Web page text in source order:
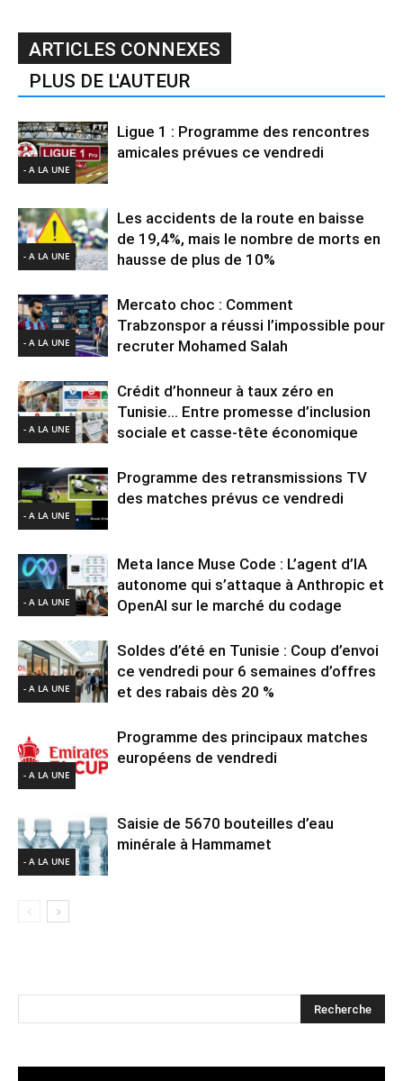
ARTICLES CONNEXES
PLUS DE L'AUTEUR
- A LA UNE
Ligue 1 : Programme des rencontres
amicales prévues ce vendredi
- A LA UNE
Les accidents de la route en baisse
de 19,4%, mais le nombre de morts en
hausse de plus de 10%
- A LA UNE
Mercato choc : Comment
Trabzonspor a réussi l’impossible pour
recruter Mohamed Salah
- A LA UNE
Crédit d’honneur à taux zéro en
Tunisie… Entre promesse d’inclusion
sociale et casse-tête économique
- A LA UNE
Programme des retransmissions TV
des matches prévus ce vendredi
- A LA UNE
Meta lance Muse Code : L’agent d’IA
autonome qui s’attaque à Anthropic et
OpenAI sur le marché du codage
- A LA UNE
Soldes d’été en Tunisie : Coup d’envoi
ce vendredi pour 6 semaines d’offres
et des rabais dès 20 %
- A LA UNE
Programme des principaux matches
européens de vendredi
- A LA UNE
Saisie de 5670 bouteilles d’eau
minérale à Hammamet